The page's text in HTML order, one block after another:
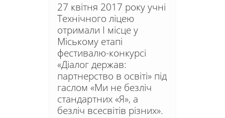
27 квітня 2017 року учні
Технічного ліцею
отримали І місце у
Міському етапі
фестивалю-конкурсі
«Діалог держав:
партнерство в освіті» під
гаслом «Ми не безліч
стандартних «Я», а
безліч всесвітів різних».